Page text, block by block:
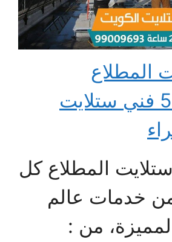
المطلاع
52227330 فني ستلايت
المطلاع كل
خدمات عالم
من :